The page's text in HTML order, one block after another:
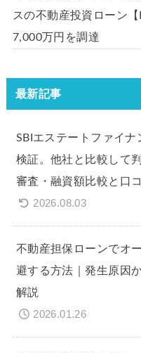
スの不動産投資ローン
7,000万円を調達
最新記事
SBIエステートファイ
検証。他社と比較して
審査・融資額比較と口
2026.08.03
不動産担保ローンでオ
避する方法｜発生原因
解説
2026.01.26